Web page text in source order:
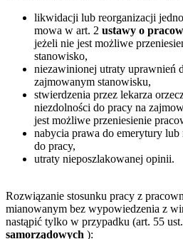
likwidacji lub reorganizacji
mowa w art. 2 ustawy o
jeżeli nie jest możliwe
stanowisko,
niezawinionej utraty uprawnień
zajmowanym stanowisku,
stwierdzenia przez lekarza
niezdolności do pracy na
jest możliwe przeniesienie
nabycia prawa do emerytury lub
do pracy,
utraty nieposzlakowanej opinii.
Rozwiązanie stosunku pracy z
mianowanym bez wypowiedzenia z
nastąpić tylko w przypadku (art. 55
samorządowych ):